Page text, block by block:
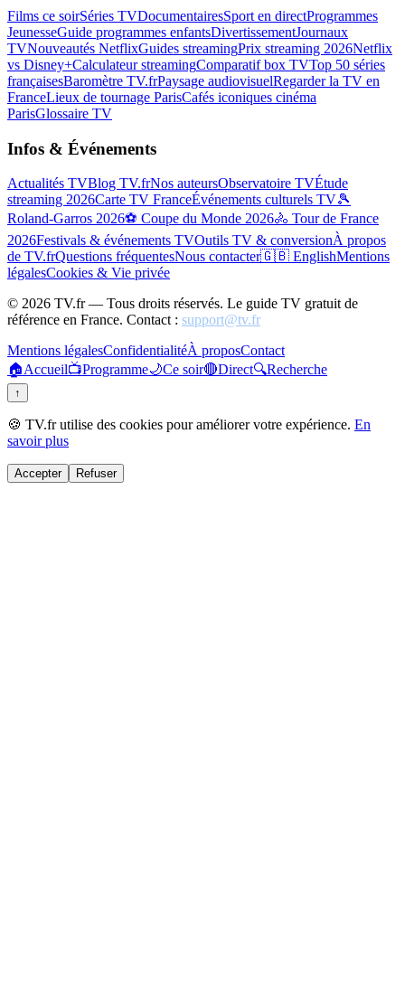
Films ce soirSéries TVDocumentairesSport en directProgrammes
JeunesseGuide programmes enfantsDivertissementJournaux
TVNouveautés NetflixGuides streamingPrix streaming 2026Netflix
vs Disney+Calculateur streamingComparatif box TVTop 50 séries
françaisesBaromètre TV.frPaysage audiovisuelRegarder la TV en
FranceLieux de tournage ParisCafés iconiques cinéma
ParisGlossaire TV
Infos & Événements
Actualités TVBlog TV.frNos auteursObservatoire TVÉtude
streaming 2026Carte TV FranceÉvénements culturels TV🎾
Roland-Garros 2026⚽ Coupe du Monde 2026🚴 Tour de France
2026Festivals & événements TVOutils TV & conversionÀ propos
de TV.frQuestions fréquentesNous contacter🇬🇧 EnglishMentions
légalesCookies & Vie privée
© 2026 TV.fr — Tous droits réservés. Le guide TV gratuit de
référence en France. Contact : support@tv.fr
Mentions légalesConfidentialitéÀ proposContact
🏠Accueil📺Programme🌙Ce soir🔴Direct🔍Recherche
↑
🍪 TV.fr utilise des cookies pour améliorer votre expérience. En
savoir plus
Accepter Refuser